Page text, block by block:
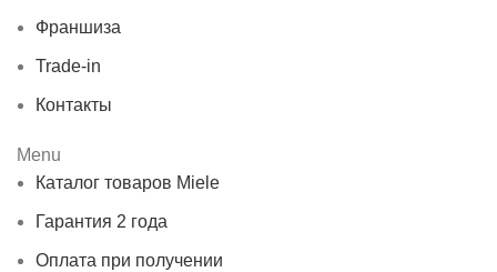
Франшиза
Trade-in
Контакты
Menu
Каталог товаров Miele
Гарантия 2 года
Оплата при получении